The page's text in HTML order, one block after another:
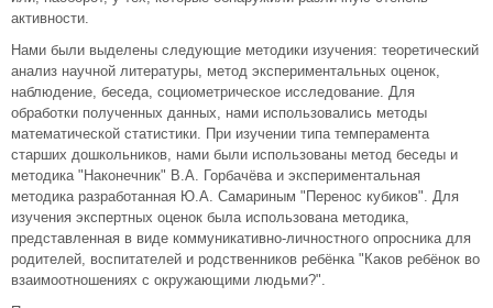
активности.
Нами были выделены следующие методики изучения: теоретический
анализ научной литературы, метод экспериментальных оценок,
наблюдение, беседа, социометрическое исследование. Для
обработки полученных данных, нами использовались методы
математической статистики. При изучении типа темперамента
старших дошкольников, нами были использованы метод беседы и
методика "Наконечник" В.А. Горбачёва и экспериментальная
методика разработанная Ю.А. Самариным "Перенос кубиков". Для
изучения экспертных оценок была использована методика,
представленная в виде коммуникативно-личностного опросника для
родителей, воспитателей и родственников ребёнка "Каков ребёнок во
взаимоотношениях с окружающими людьми?".